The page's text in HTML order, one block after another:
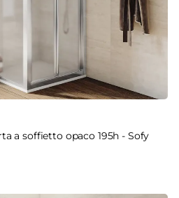
a soffietto opaco 195h - Sofy